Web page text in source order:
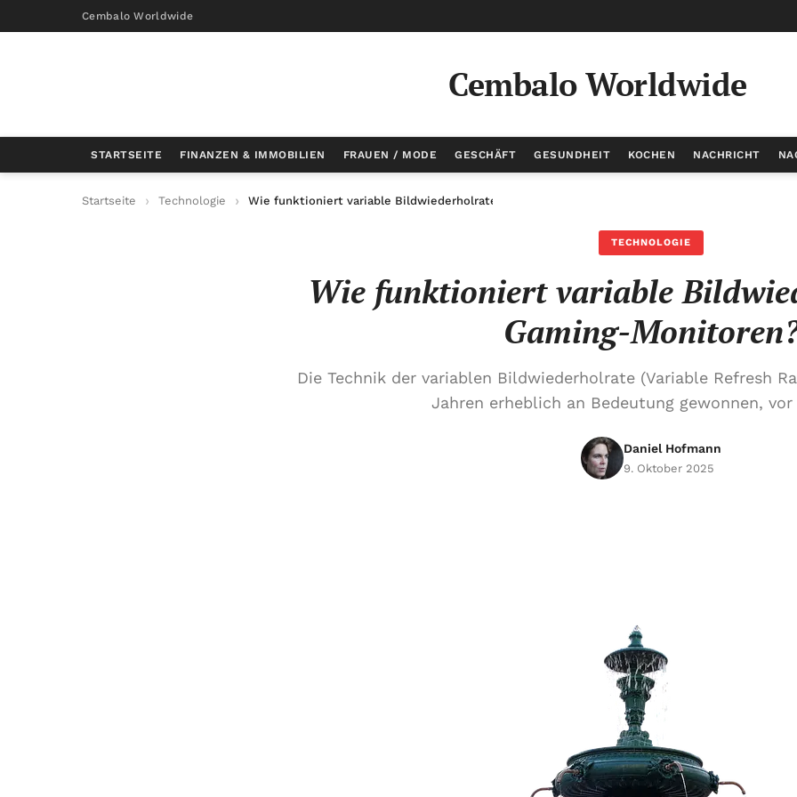
Cembalo Worldwide
Cembalo Worldwide
STARTSEITE FINANZEN & IMMOBILIEN FRAUEN / MODE GESCHÄFT GESUNDHEIT KOCHEN NACHRICHT
Startseite Technologie Wie funktioniert variable Bildwiederholrate bei Gaming-Monitoren?
TECHNOLOGIE
Wie funktioniert variable
Gaming-
Die Technik der variablen Bildwiederholrate (Variable Refresh
Jahren erheblich an Bedeutung gewonnen,
Daniel Hofmann
9. Oktober 2025